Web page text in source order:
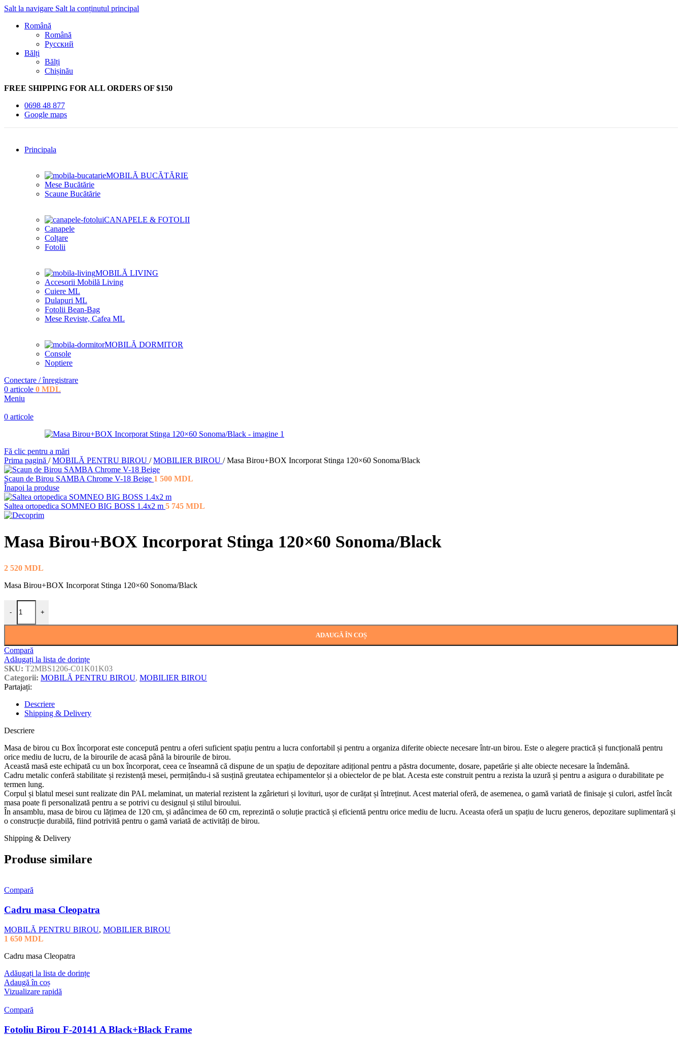
Salt la navigare Salt la conținutul principal
Română
Română
Русский
Bălți
Bălți
Chișinău
FREE SHIPPING FOR ALL ORDERS OF $150
0698 48 877
Google maps
Principala
MOBILĂ BUCĂTĂRIE
Mese Bucătărie
Scaune Bucătărie
CANAPELE & FOTOLII
Canapele
Colțare
Fotolii
MOBILĂ LIVING
Accesorii Mobilă Living
Cuiere ML
Dulapuri ML
Fotolii Bean-Bag
Mese Reviste, Cafea ML
MOBILĂ DORMITOR
Console
Noptiere
Conectare / înregistrare
0 articole 0 MDL
Meniu
0 articole
Fă clic pentru a mări
Prima pagină / MOBILĂ PENTRU BIROU / MOBILIER BIROU / Masa Birou+BOX Incorporat Stinga 120×60 Sonoma/Black
Scaun de Birou SAMBA Chrome V-18 Beige 1 500 MDL
Înapoi la produse
Saltea ortopedica SOMNEO BIG BOSS 1.4x2 m 5 745 MDL
Masa Birou+BOX Incorporat Stinga 120×60 Sonoma/Black
2 520 MDL
Masa Birou+BOX Incorporat Stinga 120×60 Sonoma/Black
-
Cantitate Masa Birou+BOX Incorporat Stinga 120×60 Sonoma/Black
+
ADAUGĂ ÎN COȘ
Compară
Adăugați la lista de dorințe
SKU: T2MBS1206-C01K01K03
Categorii: MOBILĂ PENTRU BIROU, MOBILIER BIROU
Partajați:
Descriere
Shipping & Delivery
Descriere
Masa de birou cu Box încorporat este concepută pentru a oferi suficient spațiu pentru a lucra confortabil și pentru a organiza diferite obiecte necesare într-un birou. Este o alegere practică și funcțională pentru
orice mediu de lucru, de la birourile de acasă până la birourile de birou.
Această masă este echipată cu un box încorporat, ceea ce înseamnă că dispune de un spațiu de depozitare adițional pentru a păstra documente, dosare, papetărie și alte obiecte necesare la îndemână.
Cadru metalic conferă stabilitate și rezistență mesei, permițându-i să susțină greutatea echipamentelor și a obiectelor de pe blat. Acesta este construit pentru a rezista la uzură și pentru a asigura o durabilitate pe
termen lung.
Corpul și blatul mesei sunt realizate din PAL melaminat, un material rezistent la zgârieturi și lovituri, ușor de curățat și întreținut. Acest material oferă, de asemenea, o gamă variată de finisaje și culori, astfel încât
masa poate fi personalizată pentru a se potrivi cu designul și stilul biroului.
În ansamblu, masa de birou cu lățimea de 120 cm, și adâncimea de 60 cm, reprezintă o soluție practică și eficientă pentru orice mediu de lucru. Aceasta oferă un spațiu de lucru generos, depozitare suplimentară și
o construcție durabilă, fiind potrivită pentru o gamă variată de activități de birou.
Shipping & Delivery
Produse similare
Compară
Cadru masa Cleopatra
MOBILĂ PENTRU BIROU, MOBILIER BIROU
1 650 MDL
Cadru masa Cleopatra
Adăugați la lista de dorințe
Adaugă în coș
Vizualizare rapidă
Compară
Fotoliu Birou F-20141 A Black+Black Frame